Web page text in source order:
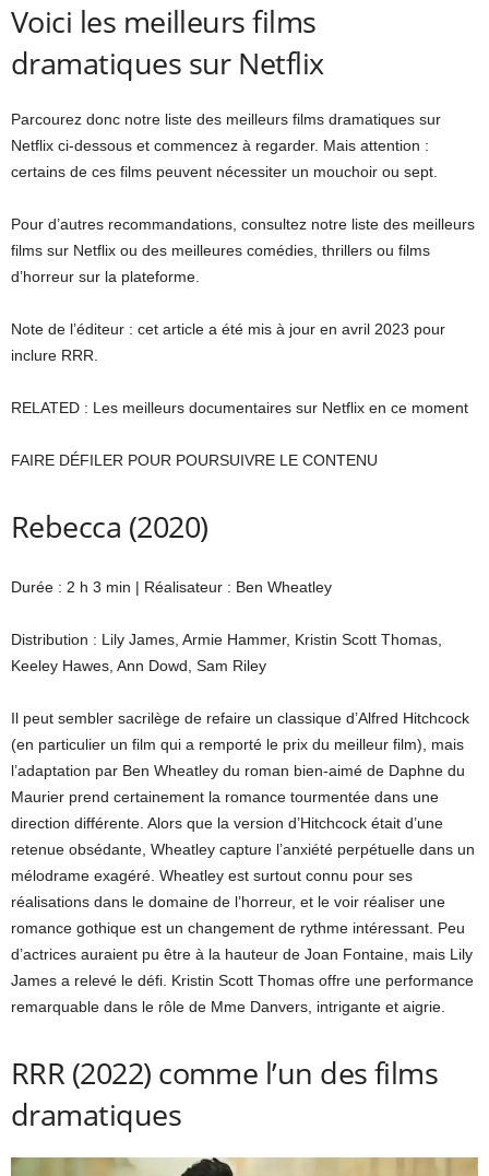
Voici les meilleurs films
dramatiques sur Netflix
Parcourez donc notre liste des meilleurs films dramatiques sur
Netflix ci-dessous et commencez à regarder. Mais attention :
certains de ces films peuvent nécessiter un mouchoir ou sept.
Pour d’autres recommandations, consultez notre liste des meilleurs
films sur Netflix ou des meilleures comédies, thrillers ou films
d’horreur sur la plateforme.
Note de l’éditeur : cet article a été mis à jour en avril 2023 pour
inclure RRR.
RELATED : Les meilleurs documentaires sur Netflix en ce moment
FAIRE DÉFILER POUR POURSUIVRE LE CONTENU
Rebecca (2020)
Durée : 2 h 3 min | Réalisateur : Ben Wheatley
Distribution : Lily James, Armie Hammer, Kristin Scott Thomas,
Keeley Hawes, Ann Dowd, Sam Riley
Il peut sembler sacrilège de refaire un classique d’Alfred Hitchcock
(en particulier un film qui a remporté le prix du meilleur film), mais
l’adaptation par Ben Wheatley du roman bien-aimé de Daphne du
Maurier prend certainement la romance tourmentée dans une
direction différente. Alors que la version d’Hitchcock était d’une
retenue obsédante, Wheatley capture l’anxiété perpétuelle dans un
mélodrame exagéré. Wheatley est surtout connu pour ses
réalisations dans le domaine de l’horreur, et le voir réaliser une
romance gothique est un changement de rythme intéressant. Peu
d’actrices auraient pu être à la hauteur de Joan Fontaine, mais Lily
James a relevé le défi. Kristin Scott Thomas offre une performance
remarquable dans le rôle de Mme Danvers, intrigante et aigrie.
RRR (2022) comme l’un des films
dramatiques